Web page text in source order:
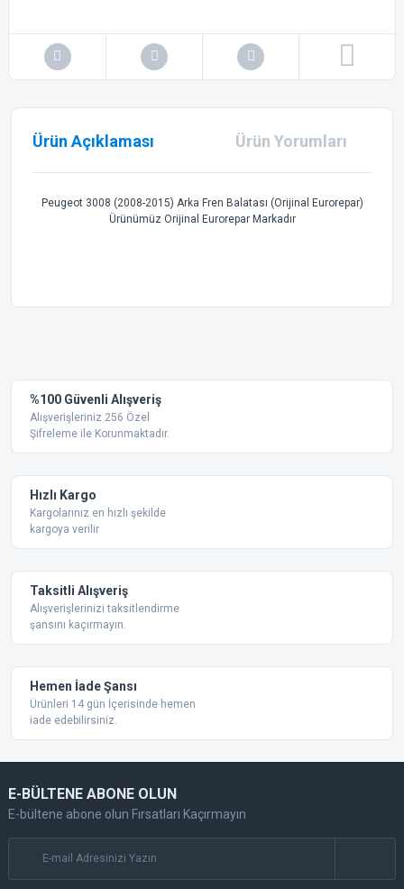
Ürün Açıklaması Ürün Yorumları
Peugeot 3008 (2008-2015) Arka Fren Balatası (Orijinal Eurorepar)
Ürünümüz Orijinal Eurorepar Markadır
Ürün resmi kalitesiz, bozuk veya görüntülenemiyor.
Ürün açıklamasında eksik bilgiler bulunuyor.
Bu ürüne benzer farklı alternatifler olmalı.
%100 Güvenli Alışveriş
Alışverişleriniz 256 Özel
Şifreleme ile Korunmaktadır.
Hızlı Kargo
Kargolarınız en hızlı şekilde
kargoya verilir
Taksitli Alışveriş
Alışverişlerinizi taksitlendirme
şansını kaçırmayın.
Hemen İade Şansı
Ürünleri 14 gün İçerisinde hemen
iade edebilirsiniz.
E-BÜLTENE ABONE OLUN
E-bültene abone olun Fırsatları Kaçırmayın